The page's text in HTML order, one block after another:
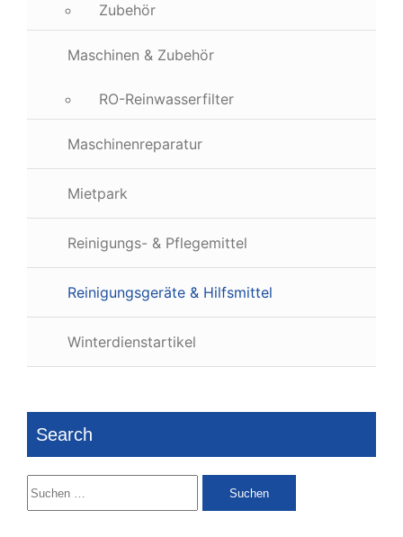
Zubehör
Maschinen & Zubehör
RO-Reinwasserfilter
Maschinenreparatur
Mietpark
Reinigungs- & Pflegemittel
Reinigungsgeräte & Hilfsmittel
Winterdienstartikel
Search
Suchen
nach: